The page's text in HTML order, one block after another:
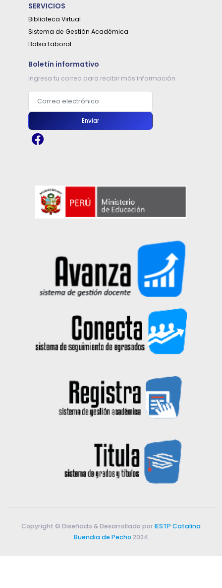
SERVICIOS
Biblioteca Virtual
Sistema de Gestión Académica
Bolsa Laboral
Boletín informativo
Ingresa tu correo para recibir más información.
Correo electrónico
Enviar
Copyright © Diseñado & Desarrollado por IESTP Catalina
Buendia de Pecho 2024